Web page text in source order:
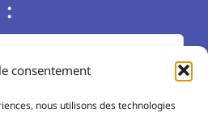
consentement
nous utilisons des technologies